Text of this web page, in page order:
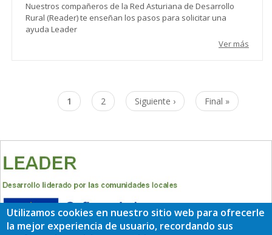
Nuestros compañeros de la Red Asturiana de Desarrollo
Rural (Reader) te enseñan los pasos para solicitar una
ayuda Leader
Ver más
PaginaciónPágina
actual
1 Page
2
Siguiente
página
Siguiente ›
Última
página
Final »
Utilizamos cookies en nuestro sitio web para ofrecerle
la mejor experiencia de usuario, recordando sus